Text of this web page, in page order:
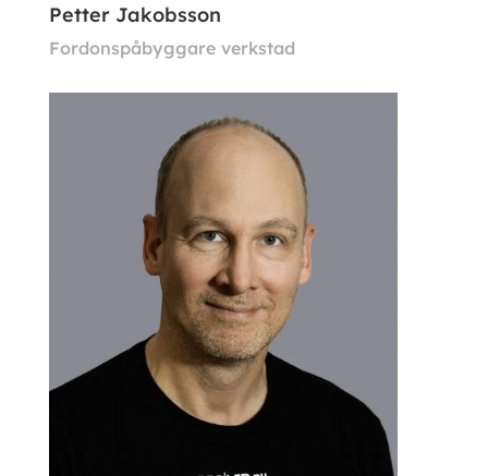
Petter Jakobsson
Fordonspåbyggare verkstad